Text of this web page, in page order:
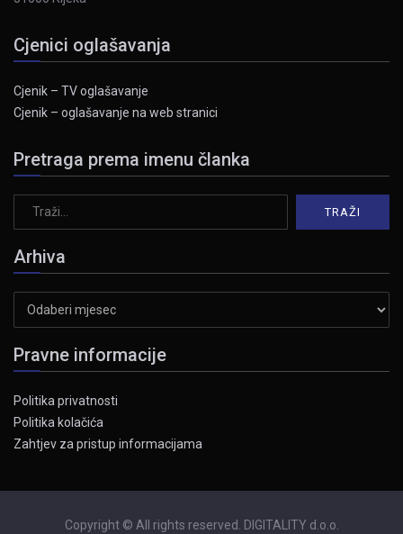
Cjenici oglašavanja
Cjenik – TV oglašavanje
Cjenik – oglašavanje na web stranici
Pretraga prema imenu članka
Arhiva
Pravne informacije
Politika privatnosti
Politika kolačića
Zahtjev za pristup informacijama
Copyright © All rights reserved. DIGITALITY d.o.o.